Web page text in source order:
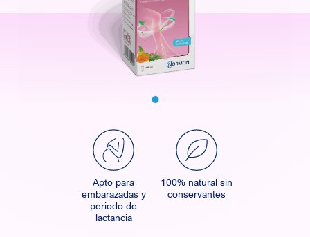
Apto para
embarazadas y
periodo de
lactancia
100% natural sin
conservantes